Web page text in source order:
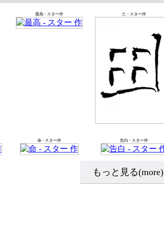
最高- スター作 た - スター作
命- スター作 告白 - スター作
もっと見る(more)